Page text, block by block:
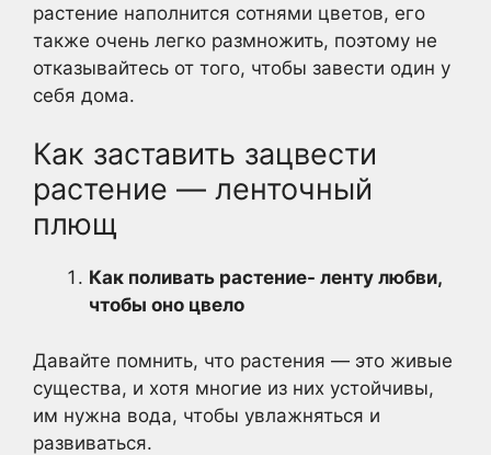
растение наполнится сотнями цветов, его
также очень легко размножить, поэтому не
отказывайтесь от того, чтобы завести один у
себя дома.
Как заставить зацвести
растение — ленточный
плющ
Как поливать растение- ленту любви,
чтобы оно цвело
Давайте помнить, что растения — это живые
существа, и хотя многие из них устойчивы,
им нужна вода, чтобы увлажняться и
развиваться.